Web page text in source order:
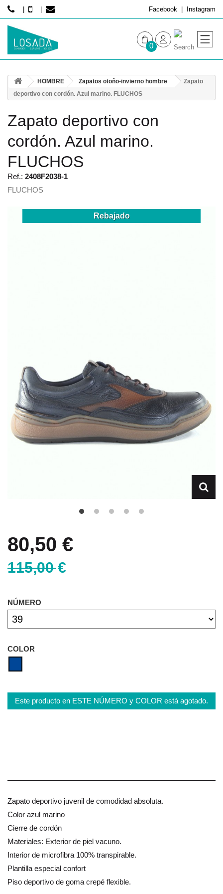
Facebook Instagram
0
HOMBRE
HOMBRE Zapatos otoño-invierno hombre
Zapato
deportivo con cordón. Azul marino. FLUCHOS
Zapato deportivo con
cordón. Azul marino.
FLUCHOS
Ref.: 2408F2038-1
FLUCHOS
Rebajado
80,50 €
115,00 €
NÚMERO
COLOR
Este producto en ESTE NÚMERO y COLOR está agotado.
Zapato deportivo juvenil de comodidad absoluta.
Color azul marino
Cierre de cordón
Materiales: Exterior de piel vacuno.
Interior de microfibra 100% transpirable.
Plantilla especial confort
Piso deportivo de goma crepé flexible.